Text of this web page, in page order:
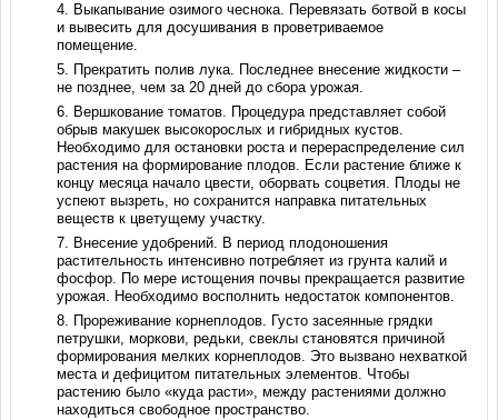
Выкапывание озимого чеснока. Перевязать ботвой в косы
и вывесить для досушивания в проветриваемое
помещение.
Прекратить полив лука. Последнее внесение жидкости –
не позднее, чем за 20 дней до сбора урожая.
Вершкование томатов. Процедура представляет собой
обрыв макушек высокорослых и гибридных кустов.
Необходимо для остановки роста и перераспределение сил
растения на формирование плодов. Если растение ближе к
концу месяца начало цвести, оборвать соцветия. Плоды не
успеют вызреть, но сохранится направка питательных
веществ к цветущему участку.
Внесение удобрений. В период плодоношения
растительность интенсивно потребляет из грунта калий и
фосфор. По мере истощения почвы прекращается развитие
урожая. Необходимо восполнить недостаток компонентов.
Прореживание корнеплодов. Густо засеянные грядки
петрушки, моркови, редьки, свеклы становятся причиной
формирования мелких корнеплодов. Это вызвано нехваткой
места и дефицитом питательных элементов. Чтобы
растению было «куда расти», между растениями должно
находиться свободное пространство.